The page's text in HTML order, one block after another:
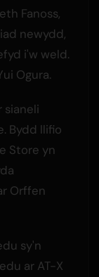
Fanoss,
newydd,
i'w weld.
Ogura.
sianeli
Bydd llifio
Store yn
Orffen
sy'n
ar AT-X